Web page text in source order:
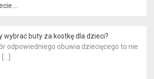
wybrać buty za kostkę dla dzieci?
odpowiedniego obuwia dziecięcego to nie